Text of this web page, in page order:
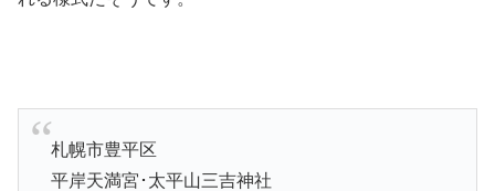
札幌市豊平区
平岸天満宮･太平山三吉神社